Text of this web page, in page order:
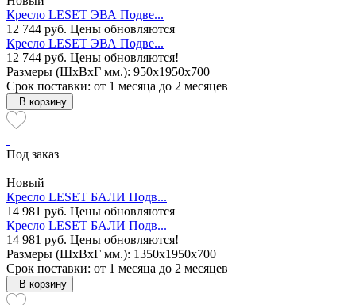
Кресло LESET ЭВА Подве...
12 744 руб. Цены обновляются
Кресло LESET ЭВА Подве...
12 744 руб. Цены обновляются!
Размеры (ШxВxГ мм.): 950x1950x700
Срок поставки: от 1 месяца до 2 месяцев
В корзину
Под заказ
Новый
Кресло LESET БАЛИ Подв...
14 981 руб. Цены обновляются
Кресло LESET БАЛИ Подв...
14 981 руб. Цены обновляются!
Размеры (ШxВxГ мм.): 1350x1950x700
Срок поставки: от 1 месяца до 2 месяцев
В корзину